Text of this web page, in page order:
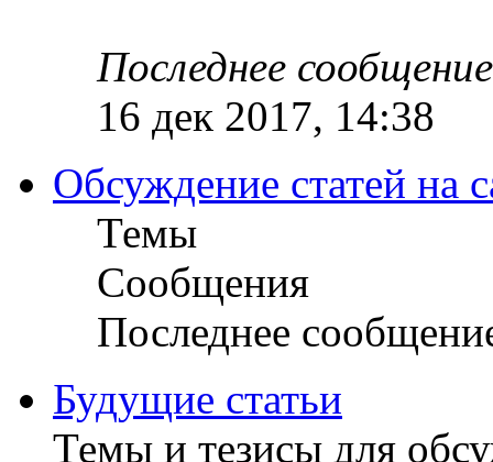
Последнее сообщение
16 дек 2017, 14:38
Обсуждение статей на
Темы
Сообщения
Последнее
Будущие статьи
Темы и тезисы для